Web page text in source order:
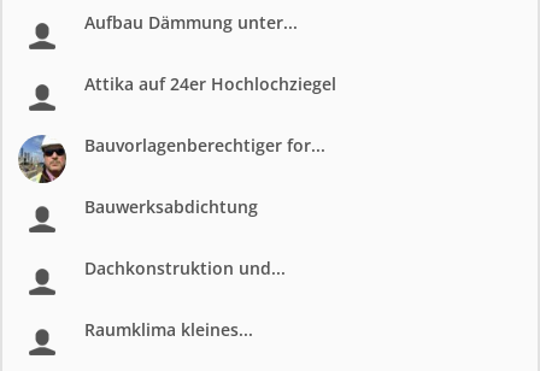
Aufbau Dämmung unter...
Attika auf 24er Hochlochziegel
Bauvorlagenberechtiger for...
Bauwerksabdichtung
Dachkonstruktion und...
Raumklima kleines...